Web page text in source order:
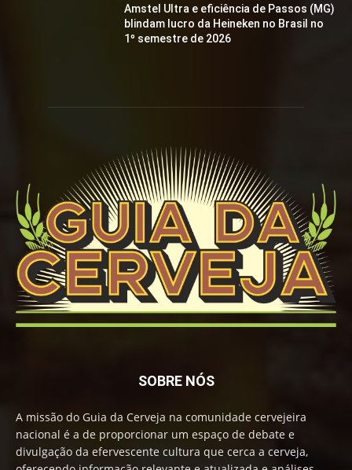
Amstel Ultra e eficiência de Passos (MG)
blindam lucro da Heineken no Brasil no
1º semestre de 2026
SOBRE NÓS
A missão do Guia da Cerveja na comunidade cervejeira
nacional é a de proporcionar um espaço de debate e
divulgação da efervescente cultura que cerca a cerveja,